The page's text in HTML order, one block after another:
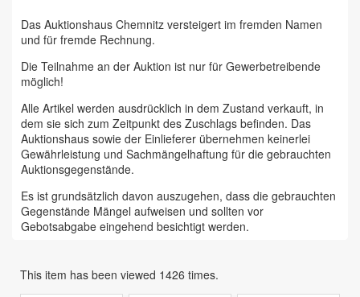
Das Auktionshaus Chemnitz versteigert im fremden Namen
und für fremde Rechnung.
Die Teilnahme an der Auktion ist nur für Gewerbetreibende
möglich!
Alle Artikel werden ausdrücklich in dem Zustand verkauft, in
dem sie sich zum Zeitpunkt des Zuschlags befinden. Das
Auktionshaus sowie der Einlieferer übernehmen keinerlei
Gewährleistung und Sachmängelhaftung für die gebrauchten
Auktionsgegenstände.
Es ist grundsätzlich davon auszugehen, dass die gebrauchten
Gegenstände Mängel aufweisen und sollten vor
Gebotsabgabe eingehend besichtigt werden.
dass sämtliche zum Verkauf stehende Artikel ungeprüft sind.
Bei allen zum Verkauf stehenden Fahrzeugen und Maschinen
This item has been viewed 1426 times.